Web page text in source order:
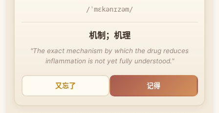
/ˈmɛkənɪzəm/
机制；机理
"The exact mechanism by which the drug reduces
inflammation is not yet fully understood."
又忘了 记得